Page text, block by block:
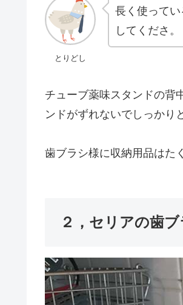
とりどし
長く使って
してくださ。
チューブ薬味スタンドの背
ンドがずれないでしっかり
歯ブラシ様に収納用品はた
２，セリアの歯